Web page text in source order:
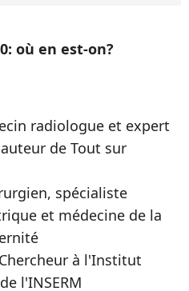
où en est-on?
radiologue et expert
de Tout sur
spécialiste
et médecine de la
à l'Institut
l'INSERM